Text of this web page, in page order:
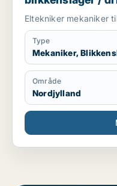
maskintekniker /
Eltekniker mekaniker
Type
Mekaniker,
Område
Nordjylland